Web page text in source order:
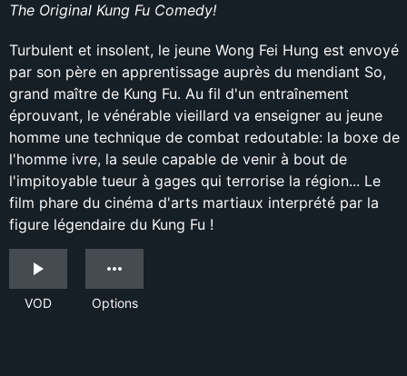
The Original Kung Fu Comedy!
Turbulent et insolent, le jeune Wong Fei Hung est envoyé
par son père en apprentissage auprès du mendiant So,
grand maître de Kung Fu. Au fil d'un entraînement
éprouvant, le vénérable vieillard va enseigner au jeune
homme une technique de combat redoutable: la boxe de
l'homme ivre, la seule capable de venir à bout de
l'impitoyable tueur à gages qui terrorise la région... Le
film phare du cinéma d'arts martiaux interprété par la
figure légendaire du Kung Fu !
VOD Options